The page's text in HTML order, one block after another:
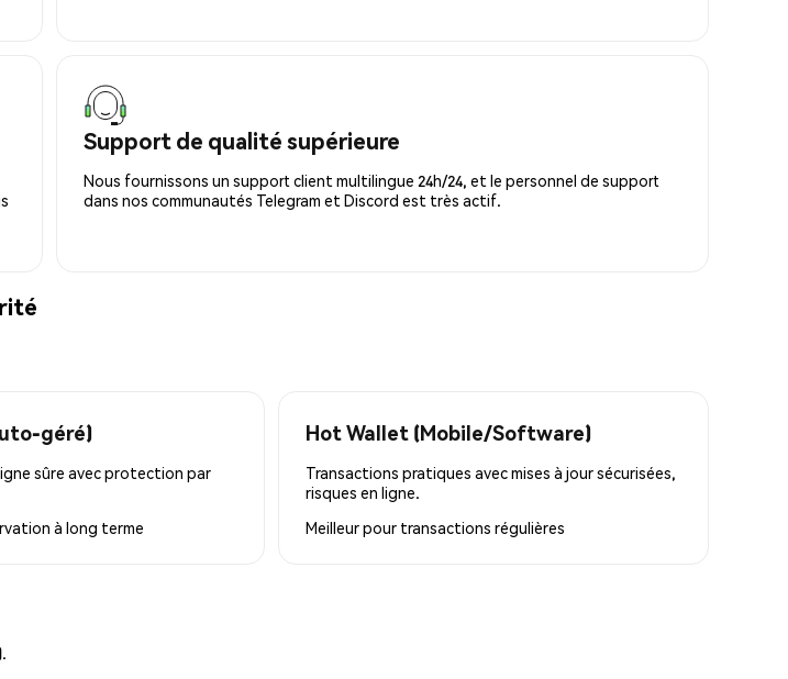
Support de qualité supérieure
Nous fournissons un support client multilingue 24h/24, et le personnel de support
dans nos communautés Telegram et Discord est très actif.
géré)
sûre avec protection par
à long terme
Hot Wallet (Mobile/Software)
Transactions pratiques avec mises à jour sécurisées,
risques en ligne.
Meilleur pour transactions régulières